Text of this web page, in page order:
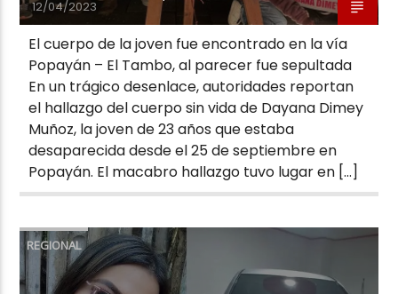
12/04/2023
El cuerpo de la joven fue encontrado en la vía
Popayán – El Tambo, al parecer fue sepultada
En un trágico desenlace, autoridades reportan
el hallazgo del cuerpo sin vida de Dayana Dimey
Muñoz, la joven de 23 años que estaba
desaparecida desde el 25 de septiembre en
Popayán. El macabro hallazgo tuvo lugar en […]
REGIONAL